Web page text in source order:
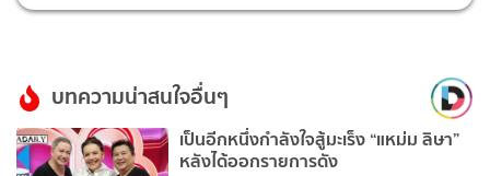
บทความน่าสนใจอื่นๆ
เป็นอีกหนึ่งกำลังใจสู้มะเร็ง “แหม่ม ลิษา”
หลังได้ออกรายการดัง